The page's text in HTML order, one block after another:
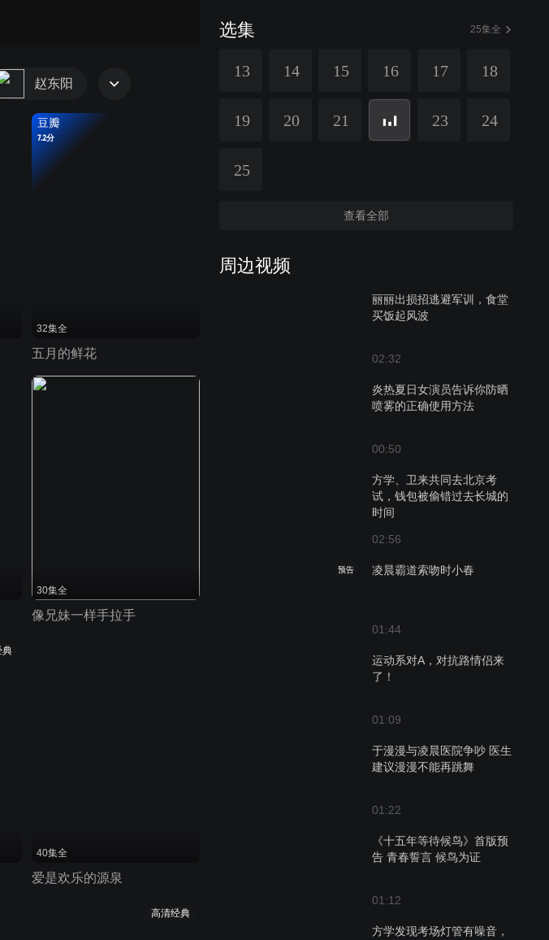
村支教，马柱子被部队选中参军，刘杨与宋子豪也正式开
选集 25集全
13 14 15 16 17 18
19 20 21 23 24
25
查看全部
周边视频
丽丽出损招逃避军训，食堂
买饭起风波
02:32
炎热夏日女演员告诉你防晒
喷雾的正确使用方法
00:50
方学、卫来共同去北京考
试，钱包被偷错过去长城的
时间
02:56
预告 凌晨霸道索吻时小春
01:44
运动系对A，对抗路情侣来
了！
01:09
于漫漫与凌晨医院争吵 医生
建议漫漫不能再跳舞
01:22
《十五年等待候鸟》首版预
告 青春誓言 候鸟为证
01:12
方学发现考场灯管有噪音，
赵东阳
豆瓣
7.2分
32集全
五月的鲜花
30集全
像兄妹一样手拉手
典
40集全
爱是欢乐的源泉
高清经典